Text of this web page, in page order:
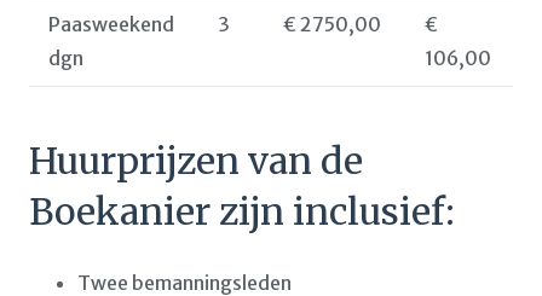
Paasweekend 3
dgn
€ 2750,00
€
106,00
Huurprijzen van de
Boekanier zijn inclusief:
Twee bemanningsleden